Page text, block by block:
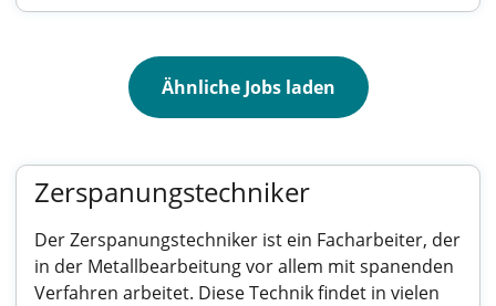
Ähnliche Jobs laden
Zerspanungstechniker
Der Zerspanungstechniker ist ein Facharbeiter, der
in der Metallbearbeitung vor allem mit spanenden
Verfahren arbeitet. Diese Technik findet in vielen